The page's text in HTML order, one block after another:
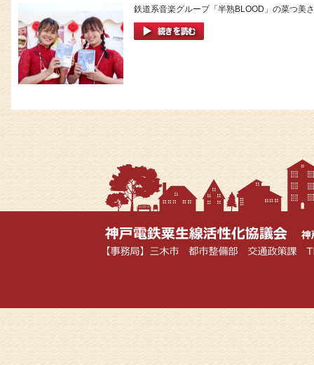
鉄道系音楽グループ「半熟BLOOD」の菜つ美